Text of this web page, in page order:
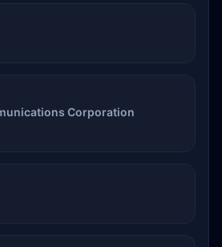
Corporation